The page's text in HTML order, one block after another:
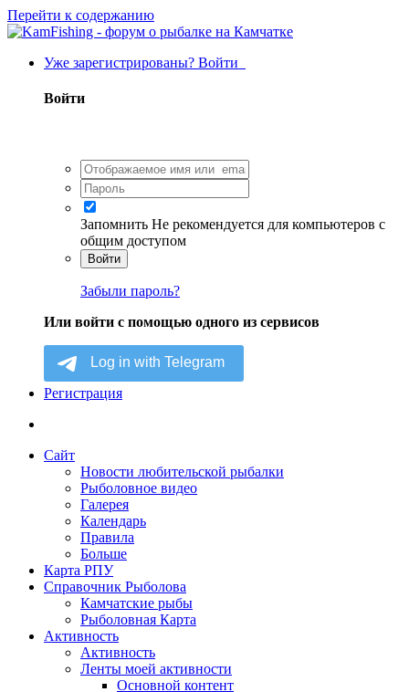
Перейти к содержанию
Уже зарегистрированы? Войти
Войти
Запомнить Не рекомендуется для компьютеров с
общим доступом
Войти
Забыли пароль?
Или войти с помощью одного из сервисов
Регистрация
Сайт
Новости любительской рыбалки
Рыболовное видео
Галерея
Календарь
Правила
Больше
Карта РПУ
Справочник Рыболова
Камчатские рыбы
Рыболовная Карта
Активность
Активность
Ленты моей активности
Основной контент